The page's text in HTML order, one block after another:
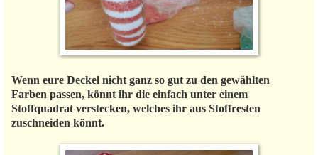
Wenn eure Deckel nicht ganz so gut zu den gewählten
Farben passen, könnt ihr die einfach unter einem
Stoffquadrat verstecken, welches ihr aus Stoffresten
zuschneiden könnt.